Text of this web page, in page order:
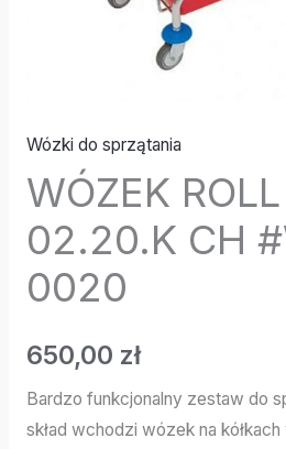
Wózki do sprzątania
WÓZEK
02.20.K CH
0020
650,00 zł
Bardzo funkcjonalny zestaw do
skład wchodzi wózek na